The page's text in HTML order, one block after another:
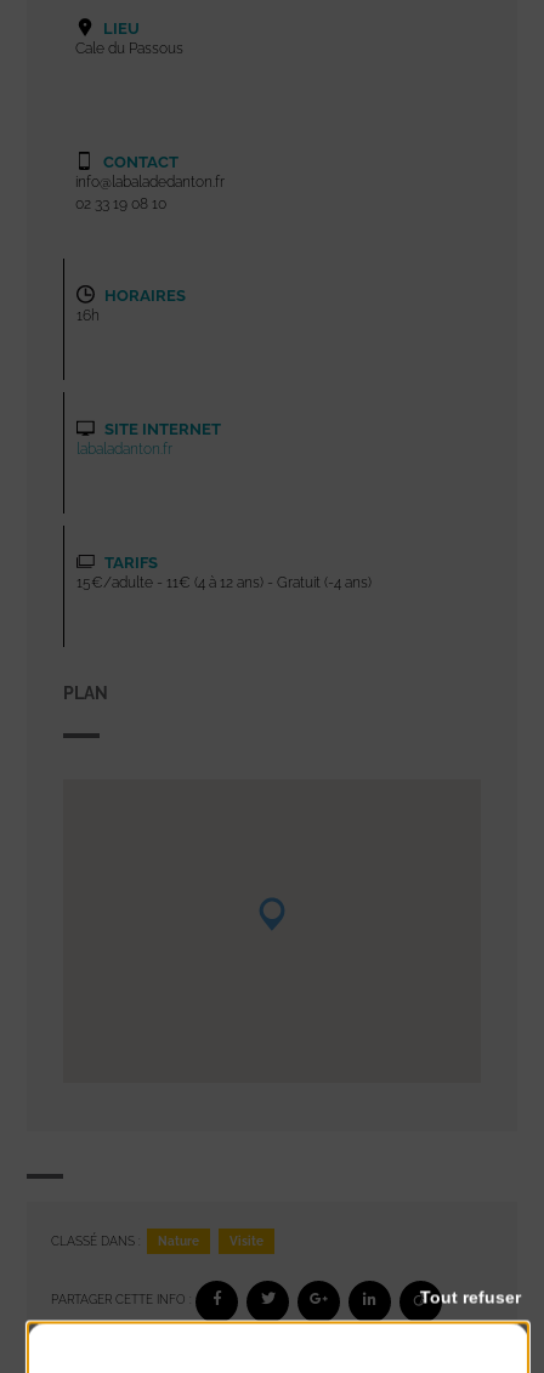
LIEU
Cale du Passous
CONTACT
info@labaladedanton.fr
02 33 19 08 10
HORAIRES
16h
SITE INTERNET
labaladanton.fr
TARIFS
15€/adulte - 11€ (4 à 12 ans) - Gratuit (-4 ans)
PLAN
CLASSÉ DANS : Nature Visite
PARTAGER CETTE INFO : Tout refuser